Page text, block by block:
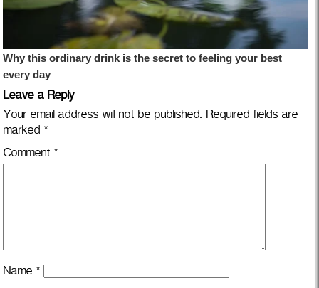
Leave a Reply
Your email address will not be published. Required fields are
marked *
Comment *
Name *